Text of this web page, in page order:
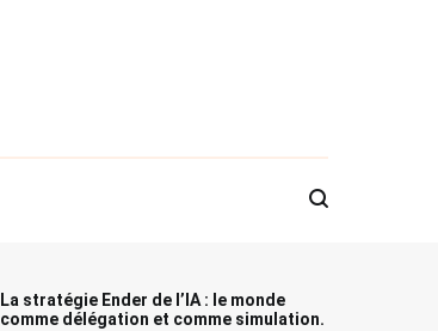
La stratégie Ender de l’IA : le monde
comme délégation et comme simulation.